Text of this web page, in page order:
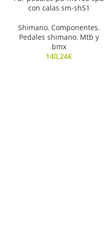
con calas sm-sh51
Shimano, Componentes,
Pedales shimano, Mtb y
bmx
140,24€